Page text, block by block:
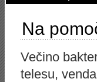
Na
Večino
telesu,